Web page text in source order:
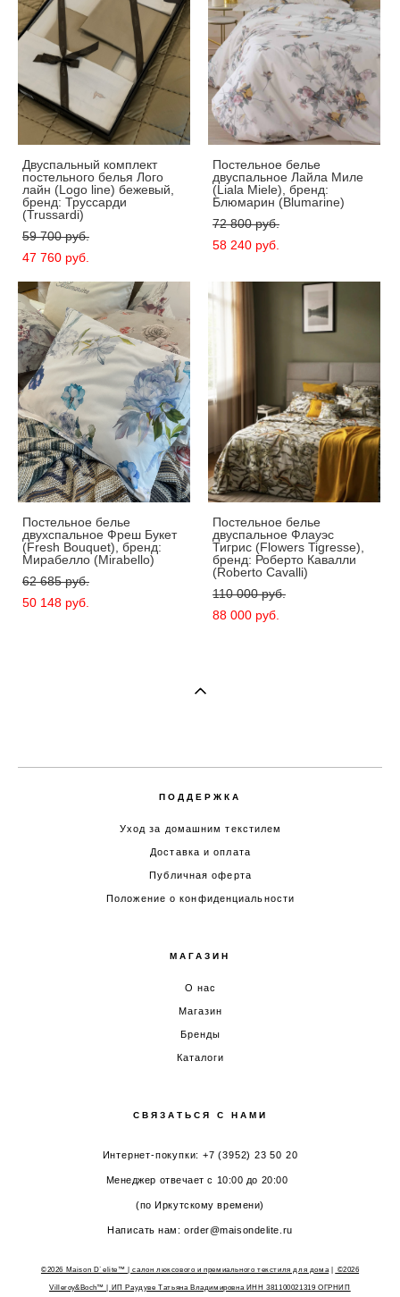
Двуспальный комплект
постельного белья Лого
лайн (Logo line) бежевый,
бренд: Труссарди
(Trussardi)
59 700 pуб.
47 760 pуб.
Постельное белье
двуспальное Лайла Миле
(Liala Miele), бренд:
Блюмарин (Blumarine)
72 800 pуб.
58 240 pуб.
Постельное белье
двухспальное Фреш Букет
(Fresh Bouquet), бренд:
Мирабелло (Mirabello)
62 685 pуб.
50 148 pуб.
Постельное белье
двуспальное Флауэс
Тигрис (Flowers Tigresse),
бренд: Роберто Кавалли
(Roberto Cavalli)
110 000 pуб.
88 000 pуб.
ПОДДЕРЖКА
Уход за домашним текстилем
Доставка и оплата
Публичная оферта
Положение о конфиденциальности
МАГАЗИН
О нас
Магазин
Бренды
Каталоги
СВЯЗАТЬСЯ С НАМИ
Интернет-покупки: +7 (3952) 23 50 20
Менеджер отвечает с 10:00 до 20:00
(по Иркутскому времени)
Написать нам: order@maisondelite.ru
©2026 Maison D`elite™ | салон люксового и премиального текстиля для дома| ©2026
Villeroy&Boch™ | ИП Раудуве Татьяна Владимировна ИНН 381100021319 ОГРНИП